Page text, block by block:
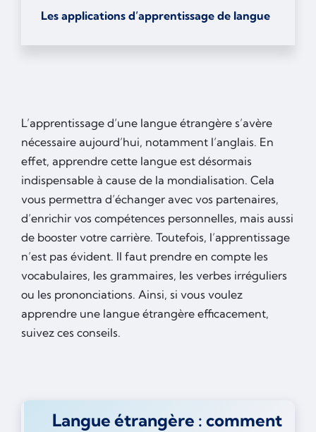
Les applications d’apprentissage de langue
L’apprentissage d’une langue étrangère s’avère
nécessaire aujourd’hui, notamment l’anglais. En
effet, apprendre cette langue est désormais
indispensable à cause de la mondialisation. Cela
vous permettra d’échanger avec vos partenaires,
d’enrichir vos compétences personnelles, mais aussi
de booster votre carrière. Toutefois, l’apprentissage
n’est pas évident. Il faut prendre en compte les
vocabulaires, les grammaires, les verbes irréguliers
ou les prononciations. Ainsi, si vous voulez
apprendre une langue étrangère efficacement,
suivez ces conseils.
Langue étrangère : comment